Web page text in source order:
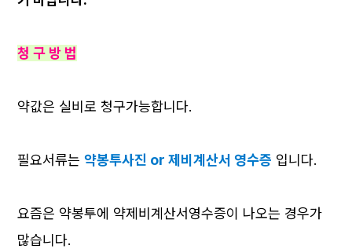
청 구 방 법
약값은 실비로 청구가능합니다.
필요서류는 약봉투사진 or 제비계산서 영수증 입니다.
요즘은 약봉투에 약제비계산서영수증이 나오는 경우가
많습니다.